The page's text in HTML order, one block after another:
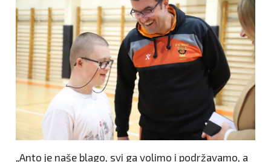
„Anto je naše blago, svi ga volimo i podržavamo, a